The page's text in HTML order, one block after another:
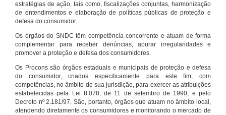
estratégias de ação, tais como, fiscalizações conjuntas, harmonização
de entendimentos e elaboração de políticas públicas de proteção e
defesa do consumidor.
Os órgãos do SNDC têm competência concorrente e atuam de forma
complementar para receber denúncias, apurar irregularidades e
promover a proteção e defesa dos consumidores.
Os Procons são órgãos estaduais e municipais de proteção e defesa
do consumidor, criados especificamente para este fim, com
competências, no âmbito de sua jurisdição, para exercer as atribuições
estabelecidas pela Lei 8.078, de 11 de setembro de 1990, e pelo
Decreto nº 2.181/97. São, portanto, órgãos que atuam no âmbito local,
atendendo diretamente os consumidores e monitorando o mercado de